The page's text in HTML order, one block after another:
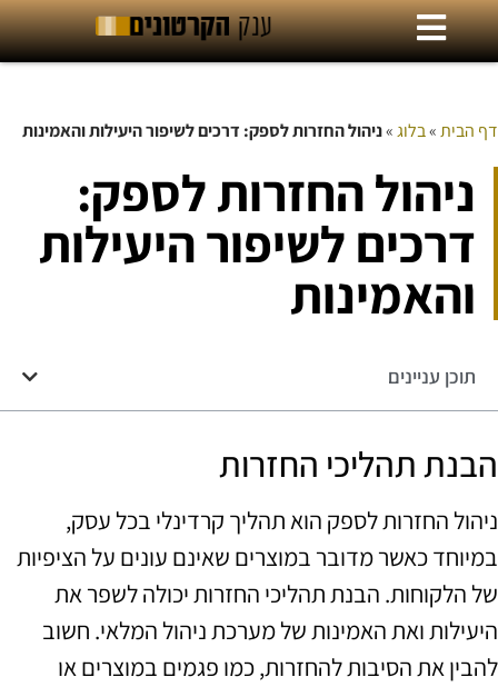
דף הבית»בלוג»ניהול החזרות לספק: דרכים לשיפור היעילות והאמינות
ניהול החזרות לספק:
דרכים לשיפור היעילות
והאמינות
תוכן עניינים
הבנת תהליכי החזרות
ניהול החזרות לספק הוא תהליך קרדינלי בכל עסק,
במיוחד כאשר מדובר במוצרים שאינם עונים על הציפיות
של הלקוחות. הבנת תהליכי החזרות יכולה לשפר את
היעילות ואת האמינות של מערכת ניהול המלאי. חשוב
להבין את הסיבות להחזרות, כמו פגמים במוצרים או